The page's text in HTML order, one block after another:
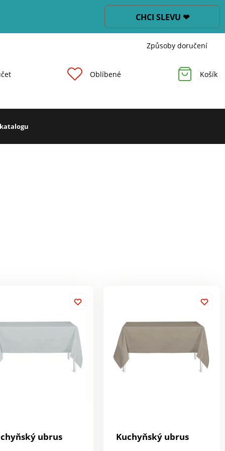
CHCI SLEVU ❤
Způsoby doručení
Oblíbené Košík
ubrus Kuchyňský ubrus